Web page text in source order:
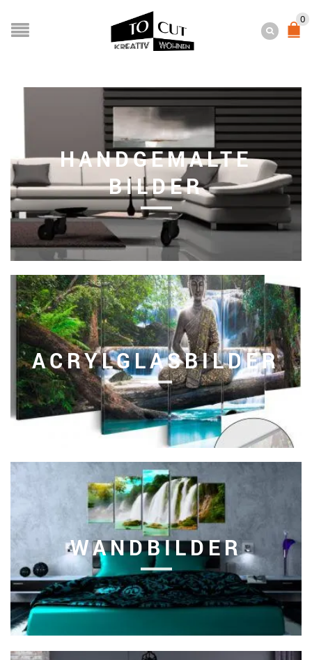
0
HANDGEMALTE
BILDER
ACRYLGLASBILDER
WANDBILDER